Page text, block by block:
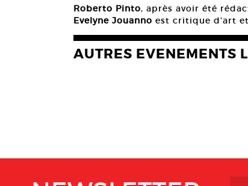
Roberto Pinto, après avoir été
Evelyne Jouanno est critique d’art
AUTRES EVENEMENTS